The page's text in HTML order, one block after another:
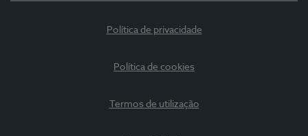
Política de privacidade
Política de cookies
Termos de utilização